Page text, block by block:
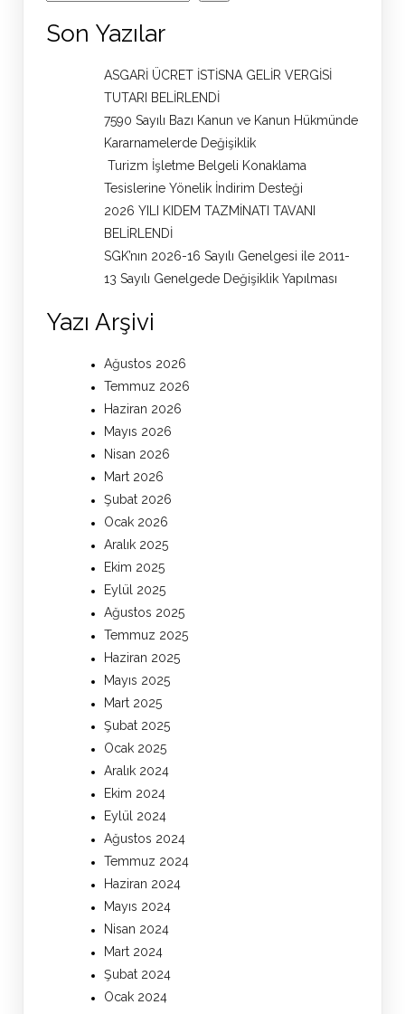
Son Yazılar
ASGARİ ÜCRET İSTİSNA GELİR VERGİSİ
TUTARI BELİRLENDİ
7590 Sayılı Bazı Kanun ve Kanun Hükmünde
Kararnamelerde Değişiklik
Turizm İşletme Belgeli Konaklama
Tesislerine Yönelik İndirim Desteği
2026 YILI KIDEM TAZMİNATI TAVANI
BELİRLENDİ
SGK’nın 2026-16 Sayılı Genelgesi ile 2011-
13 Sayılı Genelgede Değişiklik Yapılması
Yazı Arşivi
Ağustos 2026
Temmuz 2026
Haziran 2026
Mayıs 2026
Nisan 2026
Mart 2026
Şubat 2026
Ocak 2026
Aralık 2025
Ekim 2025
Eylül 2025
Ağustos 2025
Temmuz 2025
Haziran 2025
Mayıs 2025
Mart 2025
Şubat 2025
Ocak 2025
Aralık 2024
Ekim 2024
Eylül 2024
Ağustos 2024
Temmuz 2024
Haziran 2024
Mayıs 2024
Nisan 2024
Mart 2024
Şubat 2024
Ocak 2024